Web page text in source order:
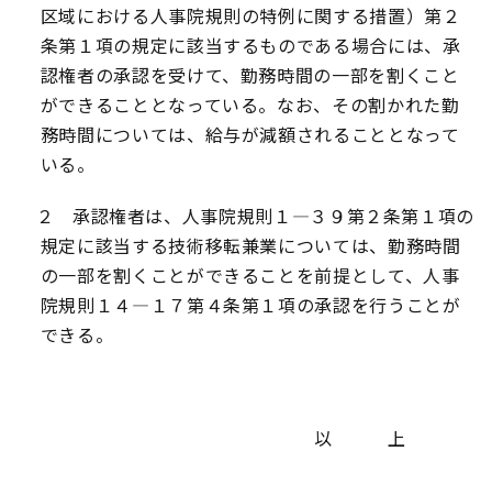
区域における人事院規則の特例に関する措置）第２
条第１項の規定に該当するものである場合には、承
認権者の承認を受けて、勤務時間の一部を割くこと
ができることとなっている。なお、その割かれた勤
務時間については、給与が減額されることとなって
いる。
２ 承認権者は、人事院規則１ ―３９第２条第１項の
規定に該当する技術移転兼業については、勤務時間
の一部を割くことができることを前提として、人事
院規則１４ ― １７第４条第１項の承認を行うことが
できる。
以 上